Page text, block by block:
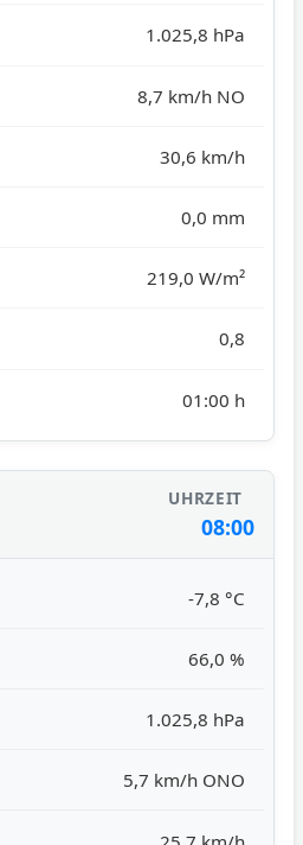
1.025,8 hPa
8,7 km/h NO
30,6 km/h
0,0 mm
219,0 W/m²
0,8
01:00 h
08:00
-7,8 °C
66,0 %
1.025,8 hPa
5,7 km/h ONO